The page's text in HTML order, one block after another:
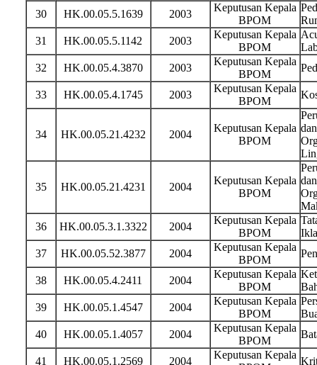
30
HK.00.05.5.1639 2003
Keputusan Kepala
BPOM
31
HK.00.05.5.1142 2003
Keputusan Kepala
BPOM
32
HK.00.05.4.3870 2003
Keputusan Kepala
BPOM
33 HK.00.05.4.1745 2003
Keputusan Kepala
BPOM
34 HK.00.05.21.4232 2004
Keputusan Kepala
BPOM
35 HK.00.05.21.4231 2004
Keputusan Kepala
BPOM
36
HK.00.05.3.1.3322 2004
Keputusan Kepala
BPOM
37
HK.00.05.52.3877 2004
Keputusan Kepala
BPOM
38 HK.00.05.4.2411 2004
Keputusan Kepala
BPOM
39
HK.00.05.1.4547 2004
Keputusan Kepala
BPOM
40
HK.00.05.1.4057 2004
Keputusan Kepala
BPOM
41 HK.00.05.1.2569 2004
Keputusan Kepala